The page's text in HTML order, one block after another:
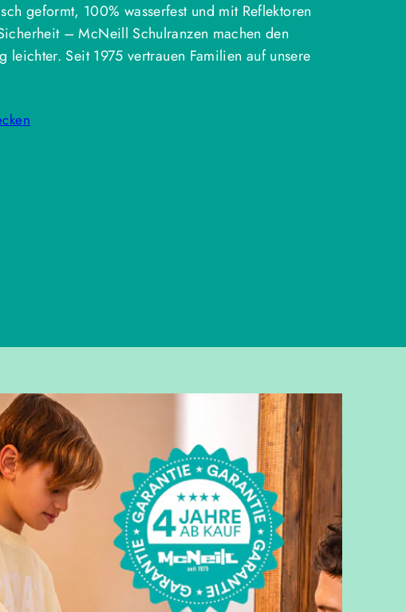
geformt, 100% wasserfest und mit Reflektoren
– McNeill Schulranzen machen den
leichter. Seit 1975 vertrauen Familien auf unsere